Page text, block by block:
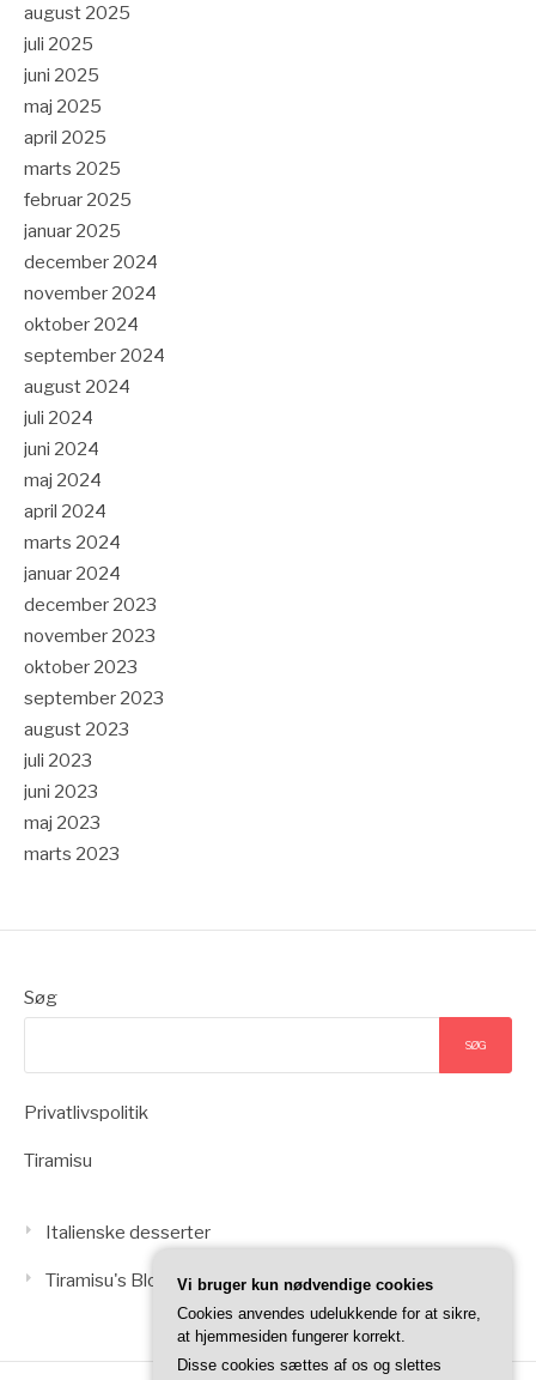
august 2025
juli 2025
juni 2025
maj 2025
april 2025
marts 2025
februar 2025
januar 2025
december 2024
november 2024
oktober 2024
september 2024
august 2024
juli 2024
juni 2024
maj 2024
april 2024
marts 2024
januar 2024
december 2023
november 2023
oktober 2023
september 2023
august 2023
juli 2023
juni 2023
maj 2023
marts 2023
Søg
SØG
Privatlivspolitik
Tiramisu
Italienske desserter
Tiramisu's BlogindlægVi bruger kun nødvendige cookies
Cookies anvendes udelukkende for at sikre,
at hjemmesiden fungerer korrekt.
Disse cookies sættes af os og slettes